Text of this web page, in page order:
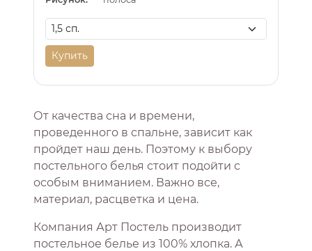
Купить
От качества сна и времени,
проведенного в спальне, зависит как
пройдет наш день. Поэтому к выбору
постельного белья стоит подойти с
особым вниманием. Важно все,
материал, расцветка и цена.
Компания Арт Постель производит
постельное белье из 100% хлопка. А